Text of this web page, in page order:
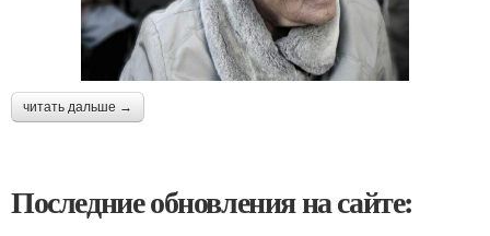
читать дальше →
Последние обновления на сайте: